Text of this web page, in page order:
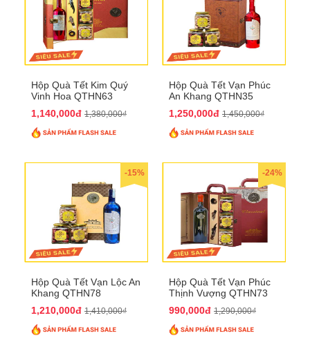
Hộp Quà Tết Kim Quý
Vinh Hoa QTHN63
1,140,000đ 1,380,000₫
Hộp Quà Tết Vạn Phúc
An Khang QTHN35
1,250,000đ 1,450,000₫
-15%
Hộp Quà Tết Vạn Lộc An
Khang QTHN78
1,210,000đ 1,410,000₫
-24%
Hộp Quà Tết Vạn Phúc
Thịnh Vượng QTHN73
990,000đ 1,290,000₫